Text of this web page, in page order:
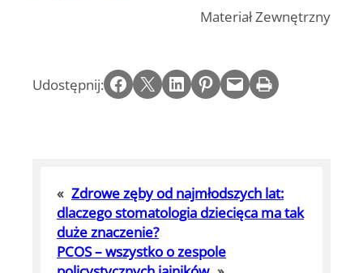
Materiał Zewnętrzny
Udostępnij: Share on Facebook Email this Page Share on LinkedIn Share on Pinterest Email this Page Print this Page
« Zdrowe zęby od najmłodszych lat:
dlaczego stomatologia dziecięca ma tak
duże znaczenie?
PCOS – wszystko o zespole